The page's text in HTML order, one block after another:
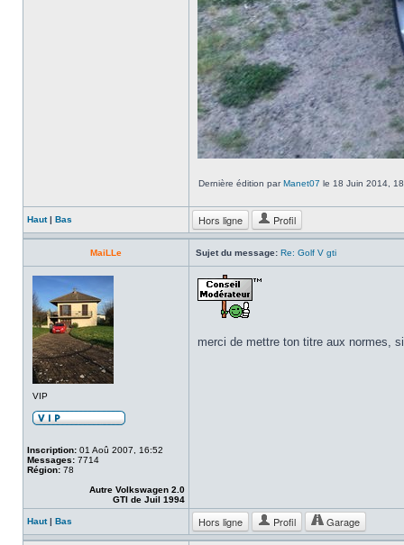
Dernière édition parManet07 le 18 Juin 2014,
Haut| Bas Hors ligne Profil
MaiLLe Sujet du message: Re: Golf V gti
VIP
Inscription: 01 Aoû 2007, 16:52
Messages: 7714
Région: 78
Autre Volkswagen 2.0
GTI de Juil 1994
merci de mettre ton titre aux normes,
Haut| Bas Hors ligne Profil Garage